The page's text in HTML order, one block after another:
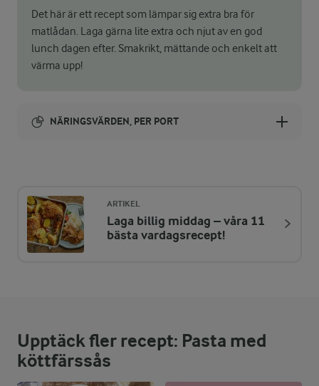
Det här är ett recept som lämpar sig extra bra för
matlådan. Laga gärna lite extra och njut av en god
lunch dagen efter. Smakrikt, mättande och enkelt att
värma upp!
NÄRINGSVÄRDEN, PER PORT
ENERGIDISTRIBUTION %
NÄRINGSVÄRDEN PER PORT
Fett:
62,7 %
24,4 g
Kolhydrater:
9,1 %
7,7 g
ARTIKEL
Laga billig middag – våra 11
bästa vardagsrecept!
Upptäck fler recept: Pasta med
köttfärssås